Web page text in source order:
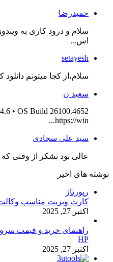
حمیدرضا
سلام و درود کاری به
اس...
setayesh
سلام،از کجا میتونم دانلود
سعید ن
• OS Build 26100.4652
https://win...
سید علی سجادی
عالی بود تشکر از وقتی که
نوشته های اخیر
رپورتاژ
کارت ویزیت مناسب
اکتبر 27, 2025
راهنمای خرید و قیمت
HP
اکتبر 27, 2025